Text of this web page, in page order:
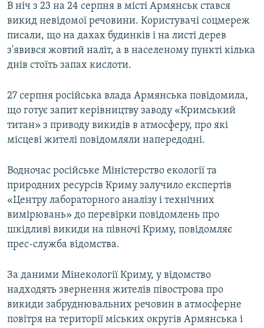
В ніч з 23 на 24 серпня в місті Армянськ стався
викид невідомої речовини. Користувачі соцмереж
писали, що на дахах будинків і на листі дерев
з'явився жовтий наліт, а в населеному пункті кілька
днів стоїть запах кислоти.
27 серпня російська влада Армянська повідомила,
що готує запит керівництву заводу «Кримський
титан» з приводу викидів в атмосферу, про які
місцеві жителі повідомляли напередодні.
Водночас російське Міністерство екології та
природних ресурсів Криму залучило експертів
«Центру лабораторного аналізу і технічних
вимірювань» до перевірки повідомлень про
шкідливі викиди на півночі Криму, повідомляє
прес-служба відомства.
За даними Мінекології Криму, у відомство
надходять звернення жителів півострова про
викиди забруднювальних речовин в атмосферне
повітря на території міських округів Армянська і